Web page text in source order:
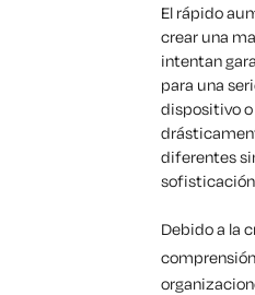
El rápido
crear una
intentan
para una
dispositivo o
diferentes
Debido a la